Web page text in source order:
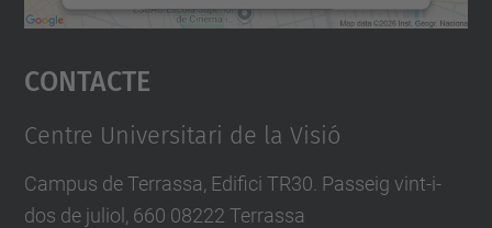
Accepta
powered by
Contacte
Centre Universitari de la Visió
Campus de Terrassa, Edifici TR30. Passeig vint-i-
dos de juliol, 660 08222 Terrassa